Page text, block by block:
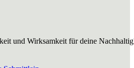
und Wirksamkeit für deine